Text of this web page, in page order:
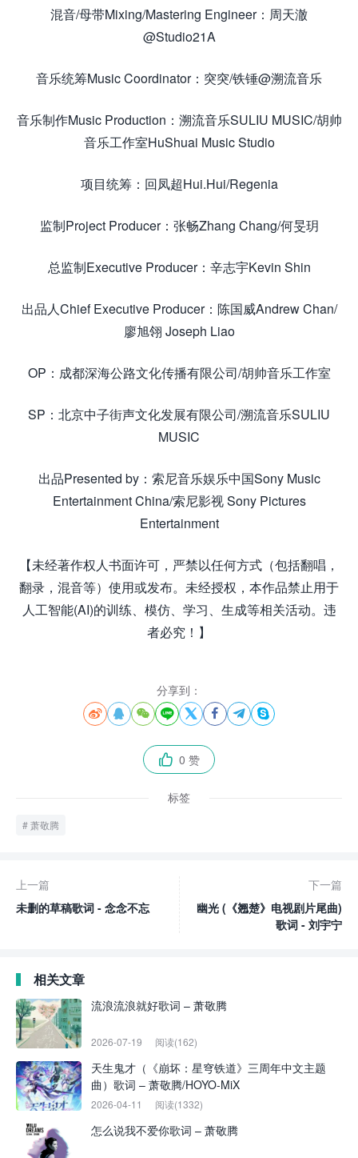
混音/母带Mixing/Mastering Engineer：周天澈
@Studio21A
音乐统筹Music Coordinator：突突/铁锤@溯流音乐
音乐制作Music Production：溯流音乐SULIU MUSIC/胡帅
音乐工作室HuShuai Music Studio
项目统筹：回凤超Hui.Hui/Regenia
监制Project Producer：张畅Zhang Chang/何旻玥
总监制Executive Producer：辛志宇Kevin Shin
出品人Chief Executive Producer：陈国威Andrew Chan/
廖旭翎 Joseph Liao
OP：成都深海公路文化传播有限公司/胡帅音乐工作室
SP：北京中子街声文化发展有限公司/溯流音乐SULIU
MUSIC
出品Presented by：索尼音乐娱乐中国Sony Music
Entertainment China/索尼影视 Sony Pictures
Entertainment
【未经著作权人书面许可，严禁以任何方式（包括翻唱，
翻录，混音等）使用或发布。未经授权，本作品禁止用于
人工智能(AI)的训练、模仿、学习、生成等相关活动。违
者必究！】
分享到：
       
 0 赞
标签
萧敬腾
上一篇
未删的草稿歌词 - 念念不忘
下一篇
幽光 (《翘楚》电视剧片尾曲)
歌词 - 刘宇宁
相关文章
流浪流浪就好歌词 – 萧敬腾
2026-07-19 阅读(162)
天生鬼才（《崩坏：星穹铁道》三周年中文主题
曲）歌词 – 萧敬腾/HOYO-MiX
2026-04-11 阅读(1332)
怎么说我不爱你歌词 – 萧敬腾